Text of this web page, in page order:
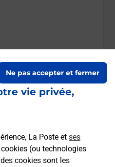
vie privée,
La Poste et ses
(ou technologies
cookies sont les
Ne pas accepter et fermer
Poste
courrier vendredi